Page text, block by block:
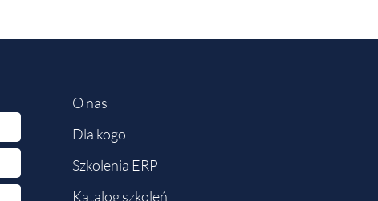
O nas
Dla kogo
Szkolenia ERP
Katalog szkoleń